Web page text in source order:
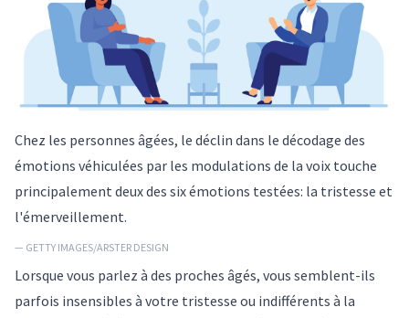
Chez les personnes âgées, le déclin dans le décodage des
émotions véhiculées par les modulations de la voix touche
principalement deux des six émotions testées: la tristesse et
l'émerveillement.
— GETTY IMAGES/ARSTER DESIGN
Lorsque vous parlez à des proches âgés, vous semblent-ils
parfois insensibles à votre tristesse ou indifférents à la